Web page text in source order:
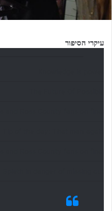
עיקרי הסיפור